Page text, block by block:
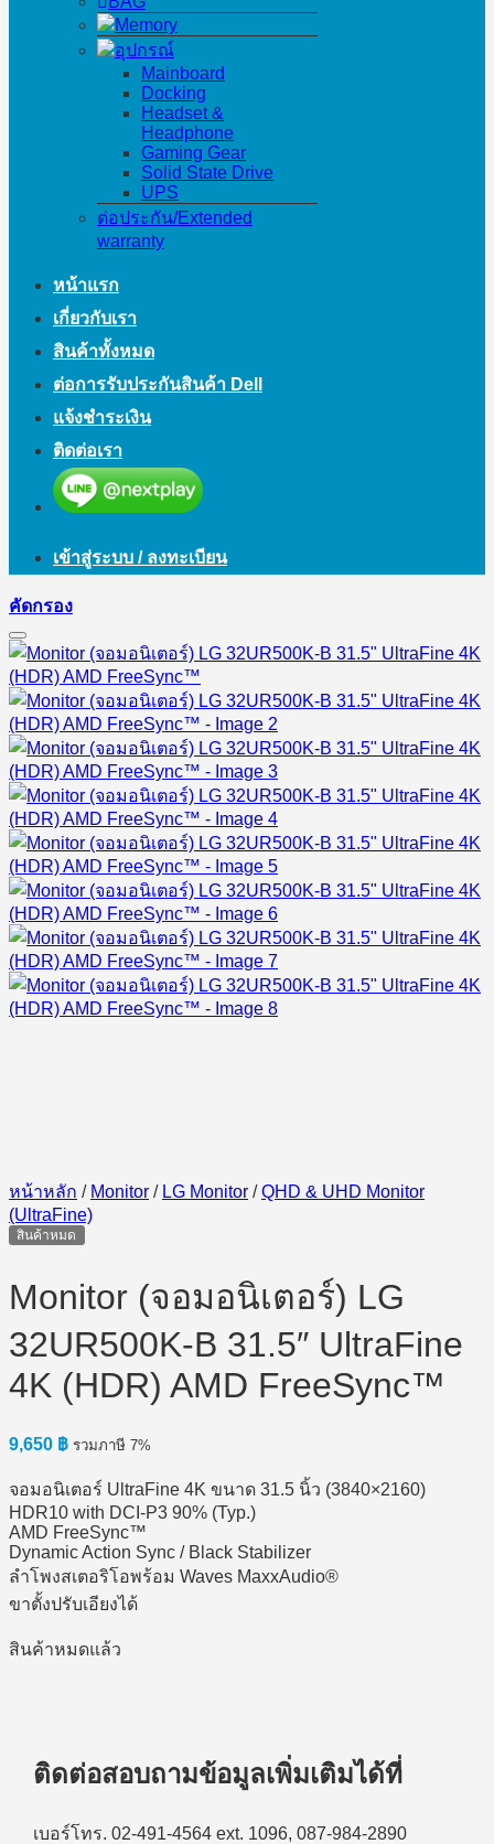
Memory
อุปกรณ์
Mainboard
Docking
Headset &
Headphone
Gaming Gear
Solid State Drive
UPS
ต่อประกัน/Extended
warranty
หน้าแรก
เกี่ยวกับเรา
สินค้าทั้งหมด
ต่อการรับประกันสินค้า Dell
แจ้งชำระเงิน
ติดต่อเรา
เข้าสู่ระบบ / ลงทะเบียน
คัดกรอง
หน้าหลัก / Monitor / LG Monitor / QHD & UHD Monitor
(UltraFine)
สินค้าหมด
Monitor (จอมอนิเตอร์) LG
32UR500K-B 31.5″ UltraFine
4K (HDR) AMD FreeSync™
9,650 ฿ รวมภาษี 7%
จอมอนิเตอร์ UltraFine 4K ขนาด 31.5 นิ้ว (3840×2160)
HDR10 with DCI-P3 90% (Typ.)
AMD FreeSync™
Dynamic Action Sync / Black Stabilizer
ลำโพงสเตอริโอพร้อม Waves MaxxAudio®
ขาตั้งปรับเอียงได้
สินค้าหมดแล้ว
ติดต่อสอบถามข้อมูลเพิ่มเติมได้ที่
เบอร์โทร. 02-491-4564 ext. 1096, 087-984-2890